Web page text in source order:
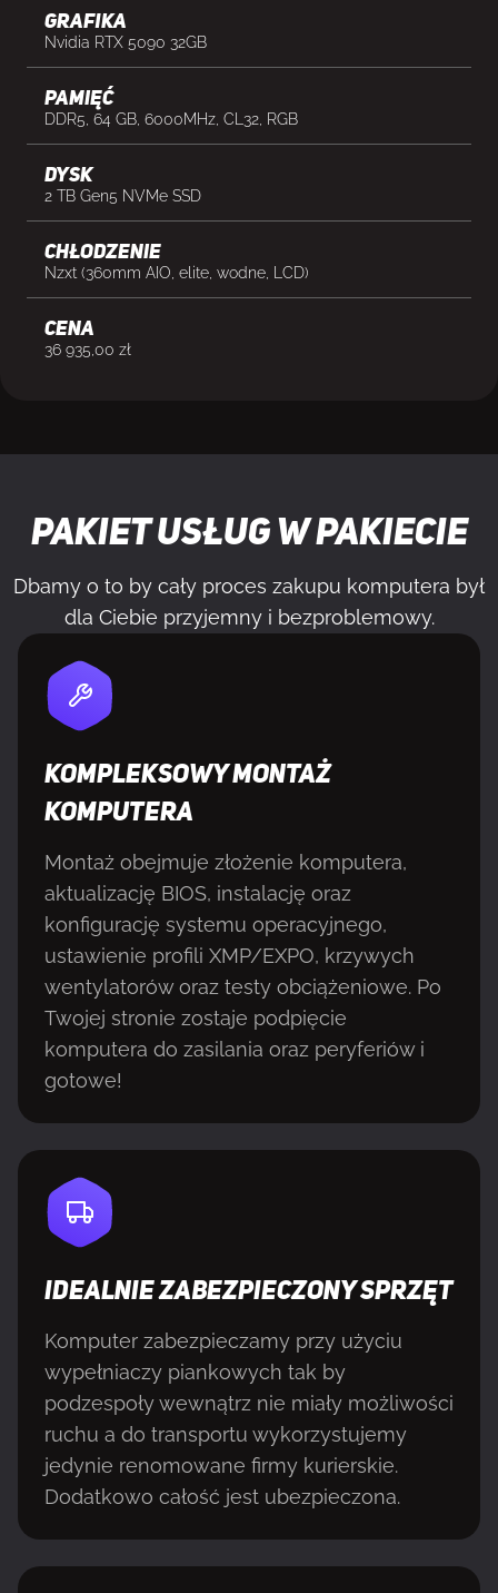
Grafika
Nvidia RTX 5090 32GB
Pamięć
DDR5, 64 GB, 6000MHz, CL32, RGB
Dysk
2 TB Gen5 NVMe SSD
Chłodzenie
Nzxt (360mm AIO, elite, wodne, LCD)
cena
36 935,00 zł
Pakiet usług w pakiecie
Dbamy o to by cały proces zakupu komputera był
dla Ciebie przyjemny i bezproblemowy.
KOMPLEKSOWY MONTAŻ
KOMPUTERA
Montaż obejmuje złożenie komputera,
aktualizację BIOS, instalację oraz
konfigurację systemu operacyjnego,
ustawienie profili XMP/EXPO, krzywych
wentylatorów oraz testy obciążeniowe. Po
Twojej stronie zostaje podpięcie
komputera do zasilania oraz peryferiów i
gotowe!
IDEALNIE ZABEZPIECZONY SPRZĘT
Komputer zabezpieczamy przy użyciu
wypełniaczy piankowych tak by
podzespoły wewnątrz nie miały możliwości
ruchu a do transportu wykorzystujemy
jedynie renomowane firmy kurierskie.
Dodatkowo całość jest ubezpieczona.